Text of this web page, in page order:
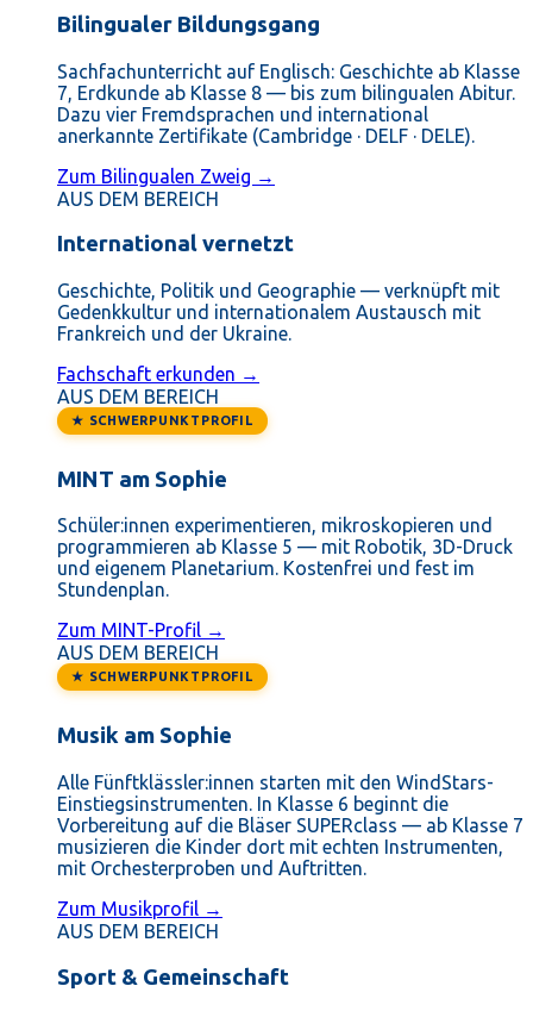
Bilingualer Bildungsgang
Sachfachunterricht auf Englisch: Geschichte ab Klasse
7, Erdkunde ab Klasse 8 — bis zum bilingualen Abitur.
Dazu vier Fremdsprachen und international
anerkannte Zertifikate (Cambridge · DELF · DELE).
Zum Bilingualen Zweig →
AUS DEM BEREICH
International vernetzt
Geschichte, Politik und Geographie — verknüpft mit
Gedenkkultur und internationalem Austausch mit
Frankreich und der Ukraine.
Fachschaft erkunden →
AUS DEM BEREICH
★ SCHWERPUNKTPROFIL
MINT am Sophie
Schüler:innen experimentieren, mikroskopieren und
programmieren ab Klasse 5 — mit Robotik, 3D-Druck
und eigenem Planetarium. Kostenfrei und fest im
Stundenplan.
Zum MINT-Profil →
AUS DEM BEREICH
★ SCHWERPUNKTPROFIL
Musik am Sophie
Alle Fünftklässler:innen starten mit den WindStars-
Einstiegsinstrumenten. In Klasse 6 beginnt die
Vorbereitung auf die Bläser SUPERclass — ab Klasse 7
musizieren die Kinder dort mit echten Instrumenten,
mit Orchesterproben und Auftritten.
Zum Musikprofil →
AUS DEM BEREICH
Sport & Gemeinschaft